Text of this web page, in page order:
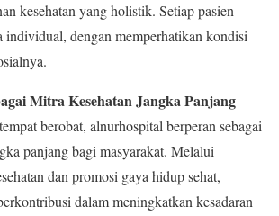
kesehatan yang holistik. Setiap pasien
individual, dengan memperhatikan kondisi
Mitra Kesehatan Jangka Panjang
berobat, alnurhospital berperan sebagai
panjang bagi masyarakat. Melalui
dan promosi gaya hidup sehat,
dalam meningkatkan kesadaran